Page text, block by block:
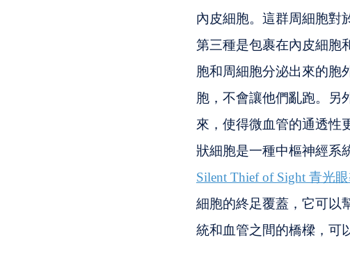
內皮細胞。這群周細胞對
第三種是包裹在內皮細胞
胞和周細胞分泌出來的胞
胞，不會讓他們亂跑。另
來，使得微血管的通透性
狀細胞是一種中樞神經系
Silent Thief of Sight 青光眼
細胞的終足覆蓋，它可以
統和血管之間的橋樑，可